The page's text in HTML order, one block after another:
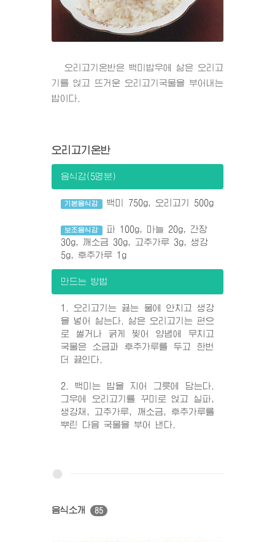
오리고기온반은 백미밥우에 삶은 오리고
기를 얹고 뜨거운 오리고기국물을 부어내는
밥이다.
오리고기온반
음식감(5명분)
기본음식감 백미 750g, 오리고기 500g
보조음식감
파 100g, 마늘 20g, 간장
30g, 깨소금 30g, 고추가루 3g, 생강
5g, 후추가루 1g
만드는 방법
1. 오리고기는 끓는 물에 안치고 생강
을 넣어 삶는다. 삶은 오리고기는 편으
로 썰거나 굵게 찢어 양념에 무치고
국물은 소금과 후추가루를 두고 한번
더 끓인다.
2. 백미는 밥을 지어 그릇에 담는다.
그우에 오리고기를 꾸미로 얹고 실파,
생강채, 고추가루, 깨소금, 후추가루를
뿌린 다음 국물을 부어 낸다.
음식소개 85